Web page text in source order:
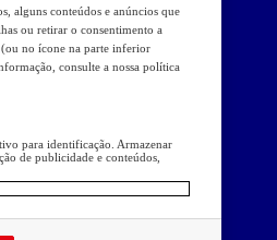
alguns conteúdos e anúncios que
ou retirar o consentimento a
no ícone na parte inferior
consulte a nossa política
para identificação. Armazenar
de publicidade e conteúdos,